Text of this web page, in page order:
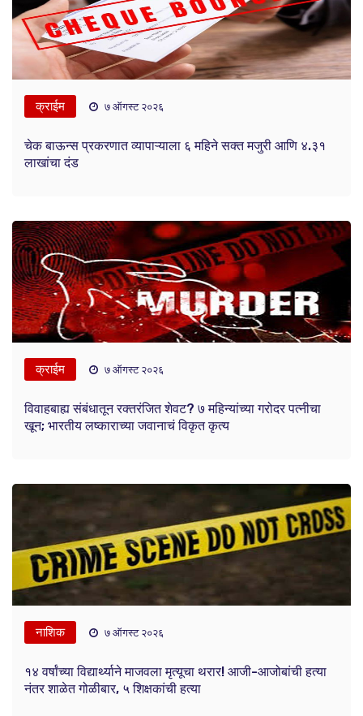
क्राईम ७ ऑगस्ट २०२६
चेक बाऊन्स प्रकरणात व्यापाऱ्याला ६ महिने सक्त मजुरी आणि ४.३१
लाखांचा दंड
क्राईम ७ ऑगस्ट २०२६
विवाहबाह्य संबंधातून रक्तरंजित शेवट? ७ महिन्यांच्या गरोदर पत्नीचा
खून; भारतीय लष्काराच्या जवानाचं विकृत कृत्य
नाशिक ७ ऑगस्ट २०२६
१४ वर्षांच्या विद्यार्थ्याने माजवला मृत्यूचा थरार! आजी-आजोबांची हत्या
नंतर शाळेत गोळीबार, ५ शिक्षकांची हत्या